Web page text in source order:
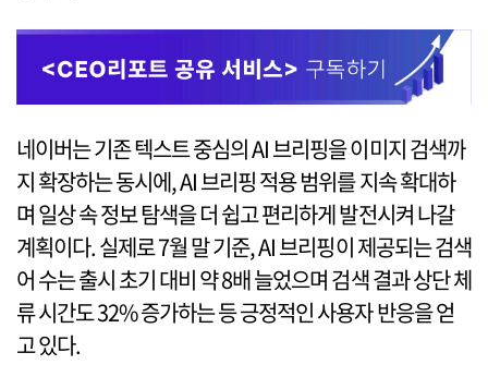
네이버는 기존 텍스트 중심의 AI 브리핑을 이미지 검색까
지 확장하는 동시에, AI 브리핑 적용 범위를 지속 확대하
며 일상 속 정보 탐색을 더 쉽고 편리하게 발전시켜 나갈
계획이다. 실제로 7월 말 기준, AI 브리핑이 제공되는 검색
어 수는 출시 초기 대비 약 8배 늘었으며 검색 결과 상단 체
류 시간도 32% 증가하는 등 긍정적인 사용자 반응을 얻
고 있다.